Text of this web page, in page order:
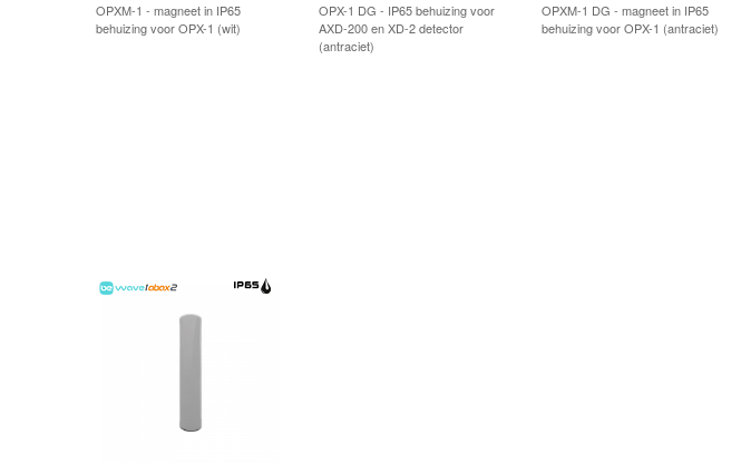
OPXM-1 - magneet in IP65
behuizing voor OPX-1 (wit)
OPX-1 DG - IP65 behuizing voor
AXD-200 en XD-2 detector
(antraciet)
OPXM-1 DG - magneet in IP65
behuizing voor OPX-1 (antraciet)